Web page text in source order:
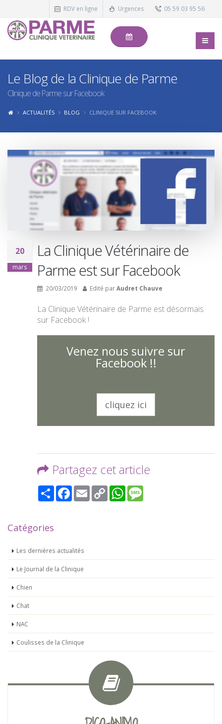
RDV en ligne Urgences 05 59 03 95 56
Le Blog de la Clinique de Parme
Clinique de Parme sur Facebook
ACTUALITÉS BLOG CLINIQUE SUR FACEBOOK
20
mars
La Clinique Vétérinaire de
Parme est sur Facebook
20/03/2019 Edité parAudret Chauve
La Clinique Vétérinaire de Parme est désormais
sur Facebook !
Venez nous suivre sur
Facebook !!
cliquez ici
Partagez cet article
Share Facebook
Email Copy
Link
WhatsApp
Catégories
Les dernières actualités
Le Journal de la Clinique
Chien
Chat
NAC
Coulisses de la Clinique